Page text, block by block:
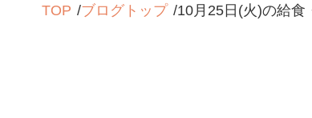
TOP ブログトップ 10月25日(火)の給食